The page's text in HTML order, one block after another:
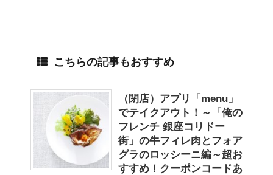
こちらの記事もおすすめ
（閉店）アプリ「menu」
でテイクアウト！～「俺の
フレンチ 銀座コリドー
街」の牛フィレ肉とフォア
グラのロッシーニ編～超お
すすめ！クーポンコードあ